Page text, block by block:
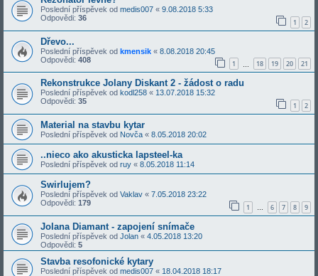
Poslední příspěvek od medis007 « 9.08.2018 5:33
Odpovědi: 36 1 2
Dřevo...
Poslední příspěvek od kmensik « 8.08.2018 20:45
Odpovědi: 408 1 18 19 20 21
Rekonstrukce Jolany Diskant 2 - žádost o radu
Poslední příspěvek od kodl258 « 13.07.2018 15:32
Odpovědi: 35 1 2
Material na stavbu kytar
Poslední příspěvek od Novča « 8.05.2018 20:02
..nieco ako akusticka lapsteel-ka
Poslední příspěvek od ruy « 8.05.2018 11:14
Swirlujem?
Poslední příspěvek od Vaklav « 7.05.2018 23:22
Odpovědi: 179 1 … 6 7 8 9
Jolana Diamant - zapojení snímače
Poslední příspěvek od Jolan « 4.05.2018 13:20
Odpovědi: 5
Stavba resofonické kytary
Poslední příspěvek od medis007 « 18.04.2018 18:17